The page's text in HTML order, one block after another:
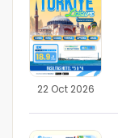
22 Oct 2026